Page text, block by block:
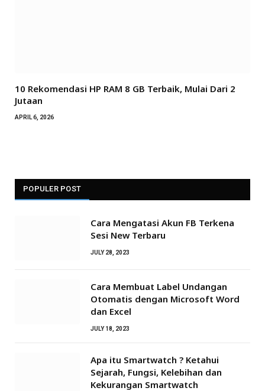
10 Rekomendasi HP RAM 8 GB Terbaik, Mulai Dari 2
Jutaan
APRIL 6, 2026
POPULER POST
Cara Mengatasi Akun FB Terkena
Sesi New Terbaru
JULY 28, 2023
Cara Membuat Label Undangan
Otomatis dengan Microsoft Word
dan Excel
JULY 18, 2023
Apa itu Smartwatch ? Ketahui
Sejarah, Fungsi, Kelebihan dan
Kekurangan Smartwatch